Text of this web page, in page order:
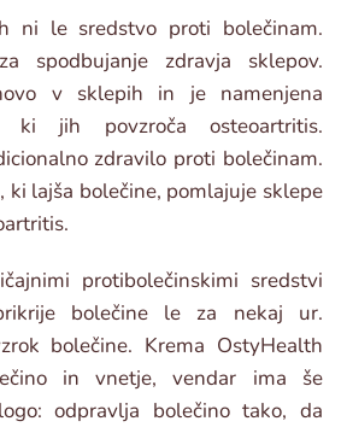
ni le sredstvo proti bolečinam.
spodbujanje zdravja sklepov.
v sklepih in je namenjena
ki jih povzroča osteoartritis.
zdravilo proti bolečinam.
ki lajša bolečine, pomlajuje sklepe
protibolečinskimi sredstvi
bolečine le za nekaj ur.
bolečine. Krema OstyHealth
in vnetje, vendar ima še
odpravlja bolečino tako, da